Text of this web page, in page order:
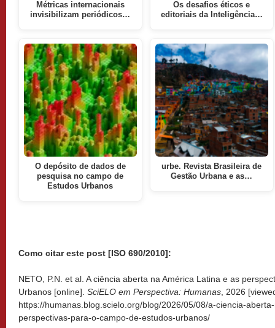
Métricas internacionais
invisibilizam periódicos…
O depósito de dados de
pesquisa no campo de
Estudos Urbanos
Os desafios éticos e
editoriais da Inteligência…
urbe. Revista Brasileira de
Gestão Urbana e as…
Como citar este post [ISO 690/2010]:
NETO, P.N. et al. A ciência aberta na América Latina e as
Urbanos [online]. SciELO em Perspectiva: Humanas , 2026
https://humanas.blog.scielo.org/blog/2026/05/08/a-ciencia-
perspectivas-para-o-campo-de-estudos-urbanos/